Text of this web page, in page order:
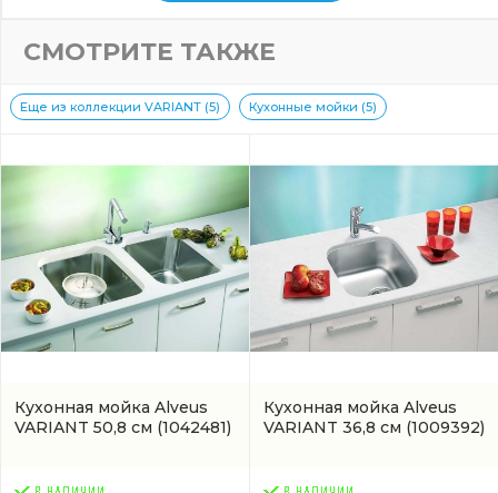
СМОТРИТЕ ТАКЖЕ
Еще из коллекции VARIANT (5) Кухонные мойки (5)
Кухонная мойка Alveus
VARIANT 50,8 см (1042481)
Кухонная мойка Alveus
VARIANT 36,8 см (1009392)